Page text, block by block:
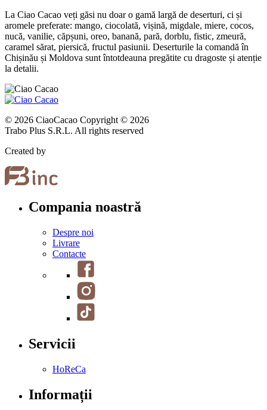
La Ciao Cacao veți găsi nu doar o gamă largă de deserturi, ci și
aromele preferate: mango, ciocolată, vișină, migdale, miere, cocos,
nucă, vanilie, căpșuni, oreo, banană, pară, dorblu, fistic, zmeură,
caramel sărat, piersică, fructul pasiunii. Deserturile la comandă în
Chișinău și Moldova sunt întotdeauna pregătite cu dragoste și atenție
la detalii.
© 2026 CiaoCacao Copyright © 2026
Trabo Plus S.R.L. All rights reserved
Created by
Compania noastră
Despre noi
Livrare
Contacte
Servicii
HoReCa
Informații